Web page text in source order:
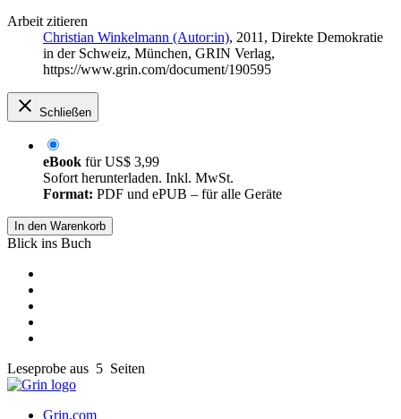
Arbeit zitieren
Christian Winkelmann (Autor:in), 2011, Direkte Demokratie
in der Schweiz, München, GRIN Verlag,
https://www.grin.com/document/190595
Schließen
eBook fürUS$ 3,99
Sofort herunterladen. Inkl. MwSt.
Format: PDF und ePUB – für alle Geräte
In den Warenkorb
Blick ins Buch
Leseprobe aus 5 Seiten
Grin.com